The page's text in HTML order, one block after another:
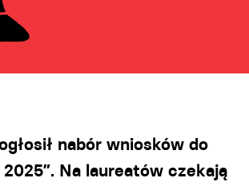
nabór wniosków do
Na laureatów czekają